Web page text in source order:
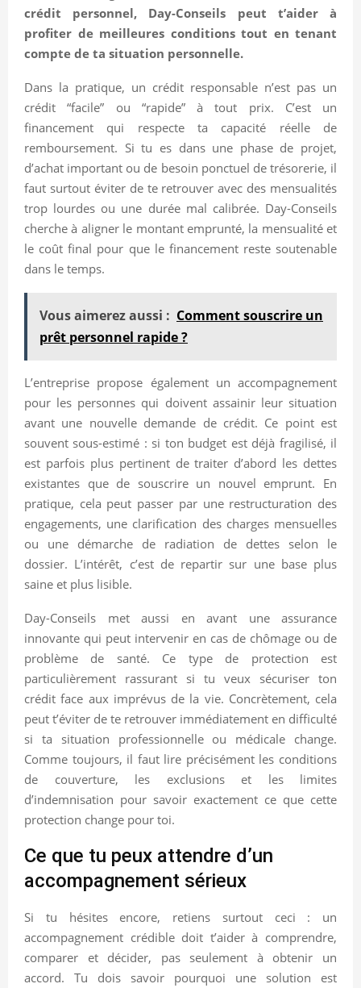
crédit personnel, Day-Conseils peut t’aider à
profiter de meilleures conditions tout en tenant
compte de ta situation personnelle.
Dans la pratique, un crédit responsable n’est pas un
crédit “facile” ou “rapide” à tout prix. C’est un
financement qui respecte ta capacité réelle de
remboursement. Si tu es dans une phase de projet,
d’achat important ou de besoin ponctuel de trésorerie, il
faut surtout éviter de te retrouver avec des mensualités
trop lourdes ou une durée mal calibrée. Day-Conseils
cherche à aligner le montant emprunté, la mensualité et
le coût final pour que le financement reste soutenable
dans le temps.
Vous aimerez aussi : Comment souscrire un
prêt personnel rapide ?
L’entreprise propose également un accompagnement
pour les personnes qui doivent assainir leur situation
avant une nouvelle demande de crédit. Ce point est
souvent sous-estimé : si ton budget est déjà fragilisé, il
est parfois plus pertinent de traiter d’abord les dettes
existantes que de souscrire un nouvel emprunt. En
pratique, cela peut passer par une restructuration des
engagements, une clarification des charges mensuelles
ou une démarche de radiation de dettes selon le
dossier. L’intérêt, c’est de repartir sur une base plus
saine et plus lisible.
Day-Conseils met aussi en avant une assurance
innovante qui peut intervenir en cas de chômage ou de
problème de santé. Ce type de protection est
particulièrement rassurant si tu veux sécuriser ton
crédit face aux imprévus de la vie. Concrètement, cela
peut t’éviter de te retrouver immédiatement en difficulté
si ta situation professionnelle ou médicale change.
Comme toujours, il faut lire précisément les conditions
de couverture, les exclusions et les limites
d’indemnisation pour savoir exactement ce que cette
protection change pour toi.
Ce que tu peux attendre d’un
accompagnement sérieux
Si tu hésites encore, retiens surtout ceci : un
accompagnement crédible doit t’aider à comprendre,
comparer et décider, pas seulement à obtenir un
accord. Tu dois savoir pourquoi une solution est